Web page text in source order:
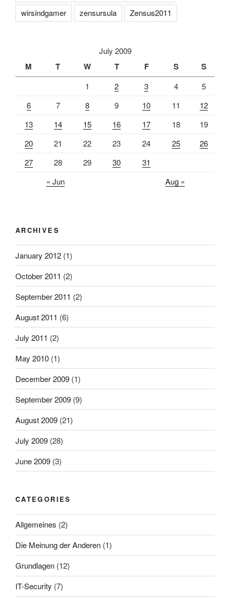
wirsindgamer
zensursula Zensus2011
July 2009
M T W T F S S
1 2 3 4
5
6
7 8 9 10 11
12
13
14 15 16 17 18
19
20
21 22 23 24 25
26
27
28 29 30
31
« Jun
Aug »
ARCHIVES
January 2012 (1)
October 2011 (2)
September 2011 (2)
August 2011 (6)
July 2011 (2)
May 2010 (1)
December 2009 (1)
September 2009 (9)
August 2009 (21)
July 2009 (28)
June 2009 (3)
CATEGORIES
Allgemeines (2)
Die Meinung der Anderen (1)
Grundlagen (12)
IT-Security (7)